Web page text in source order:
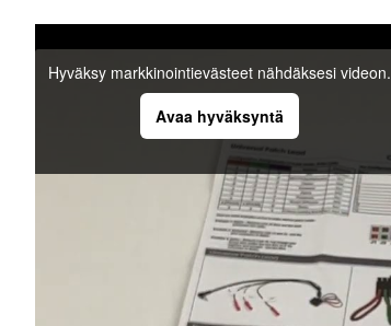
Hyväksy markkinointievästeet nähdäksesi videon.
Avaa hyväksyntä